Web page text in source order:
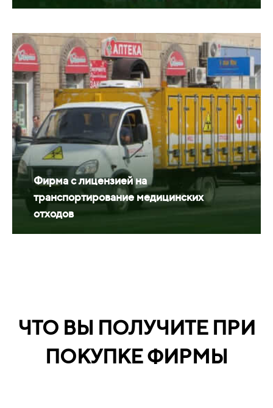
Фирма с лицензией на
транспортирование медицинских
отходов
ЧТО ВЫ ПОЛУЧИТЕ ПРИ
ПОКУПКЕ ФИРМЫ